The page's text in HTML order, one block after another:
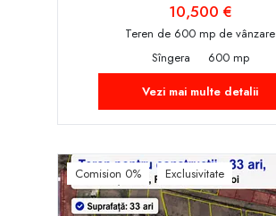
10,500 €
Teren de 600 mp de vânzare
Sîngera
600 mp
Vezi mai multe detalii
Comision 0% Exclusivitate